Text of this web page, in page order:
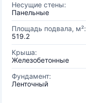
Несущие стены:
Панельные
Площадь подвала, м²:
519.2
Крыша:
Железобетонные
Фундамент:
Ленточный